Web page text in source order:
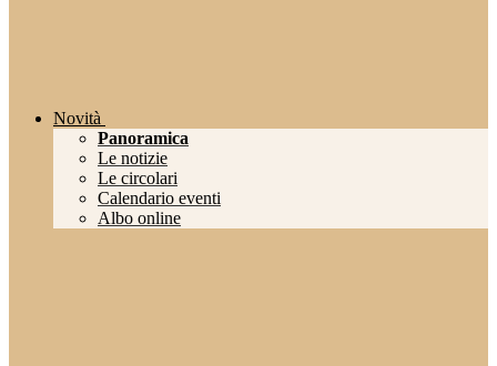
Novità
Panoramica
Le notizie
Le circolari
Calendario eventi
Albo online